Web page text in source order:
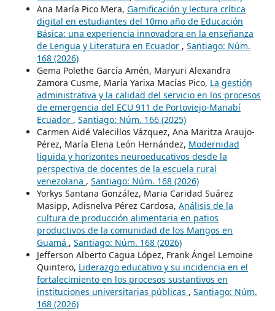
Ana María Pico Mera, Gamificación y lectura crítica
digital en estudiantes del 10mo año de Educación
Básica: una experiencia innovadora en la enseñanza
de Lengua y Literatura en Ecuador , Santiago: Núm.
168 (2026)
Gema Polethe García Amén, Maryuri Alexandra
Zamora Cusme, María Yarixa Macías Pico, La gestión
administrativa y la calidad del servicio en los procesos
de emergencia del ECU 911 de Portoviejo-Manabí
Ecuador , Santiago: Núm. 166 (2025)
Carmen Aidé Valecillos Vázquez, Ana Maritza Araujo-
Pérez, María Elena León Hernández, Modernidad
líquida y horizontes neuroeducativos desde la
perspectiva de docentes de la escuela rural
venezolana , Santiago: Núm. 168 (2026)
Yorkys Santana González, Maria Caridad Suárez
Masipp, Adisnelva Pérez Cardosa, Análisis de la
cultura de producción alimentaria en patios
productivos de la comunidad de los Mangos en
Guamá , Santiago: Núm. 168 (2026)
Jefferson Alberto Cagua López, Frank Ángel Lemoine
Quintero, Liderazgo educativo y su incidencia en el
fortalecimiento en los procesos sustantivos en
instituciones universitarias públicas , Santiago: Núm.
168 (2026)